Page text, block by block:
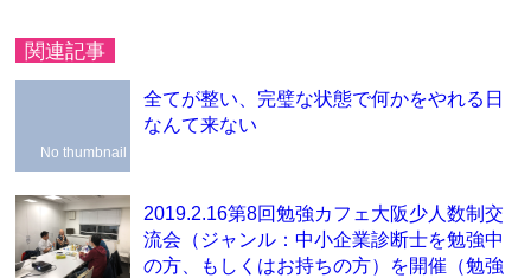
関連記事
No thumbnail
全てが整い、完璧な状態で何かをやれる日
なんて来ない
2019.2.16第8回勉強カフェ大阪少人数制交
流会（ジャンル：中小企業診断士を勉強中
の方、もしくはお持ちの方）を開催（勉強